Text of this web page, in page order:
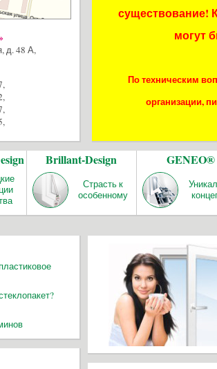
д. 48 А,
,
,
,
,
существование!
могут
По техническим
организации,
Brillant-Design
Страсть к
особенному
GENEO®